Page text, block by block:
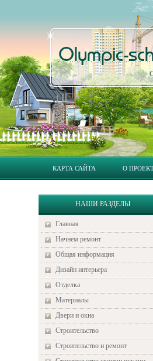
Olympic-
КАРТА САЙТА О
НАШИ РАЗДЕЛЫ
Главная
Начнем ремонт
Общая информация
Дизайн интерьера
Отделка
Материалы
Двери и окна
Строительство
Строительство и ремонт